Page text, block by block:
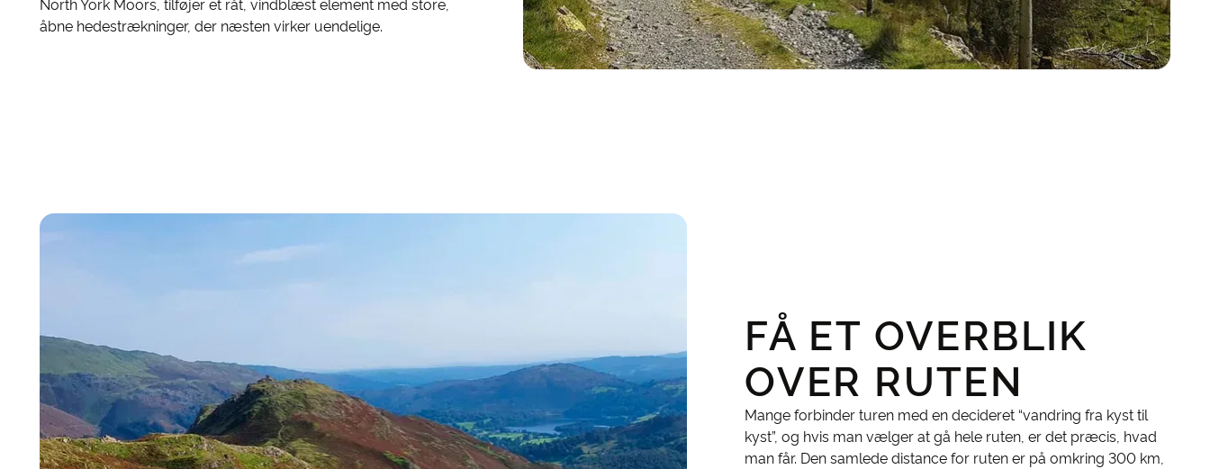
North York Moors, tilføjer et råt, vindblæst element med store,
åbne hedestrækninger, der næsten virker uendelige.
FÅ ET OVERBLIK
OVER RUTEN
Mange forbinder turen med en decideret “vandring fra kyst til
kyst”, og hvis man vælger at gå hele ruten, er det præcis, hvad
man får. Den samlede distance for ruten er på omkring 300 km,